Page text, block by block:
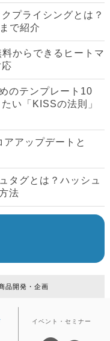
プライシングとは？
で紹介
からできるヒートマ
のテンプレート10
い「KISSの法則」
アップデートと
タグとは？ハッシュ
法
品開発・企画
イベント・セミナー